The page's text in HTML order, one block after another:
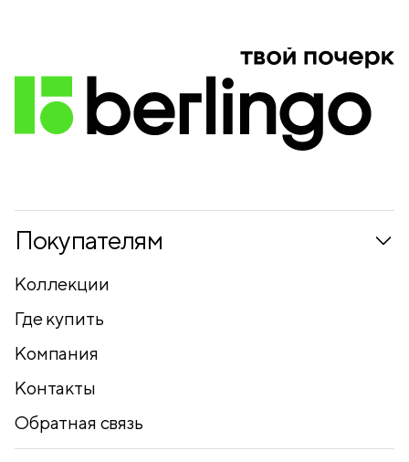
Покупателям
Коллекции
Где купить
Компания
Контакты
Обратная связь